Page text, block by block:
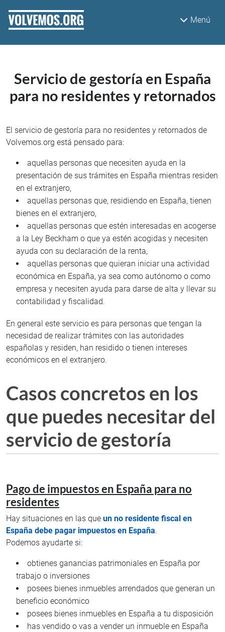
Menú
Servicio de gestoría en España
para no residentes y retornados
El servicio de gestoría para no residentes y retornados de
Volvemos.org está pensado para:
aquellas personas que necesiten ayuda en la
presentación de sus trámites en España mientras residen
en el extranjero,
aquellas personas que, residiendo en España, tienen
bienes en el extranjero,
aquellas personas que estén interesadas en acogerse
a la Ley Beckham o que ya estén acogidas y necesiten
ayuda con su declaración de la renta,
aquellas personas que quieran iniciar una actividad
económica en España, ya sea como autónomo o como
empresa y necesiten ayuda para darse de alta y llevar su
contabilidad y fiscalidad.
En general este servicio es para personas que tengan la
necesidad de realizar trámites con las autoridades
españolas y residen, han residido o tienen intereses
económicos en el extranjero.
Casos concretos en los
que puedes necesitar del
servicio de gestoría
Pago de impuestos en España para no
residentes
Hay situaciones en las que un no residente fiscal en
España debe pagar impuestos en España.
Podemos ayudarte si:
obtienes ganancias patrimoniales en España por
trabajo o inversiones
posees bienes inmuebles arrendados que generan un
beneficio económico
posees bienes inmuebles en España a tu disposición
has vendido o vas a vender un inmueble en España